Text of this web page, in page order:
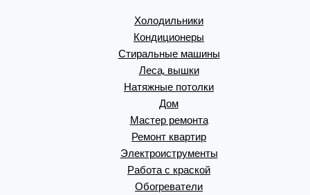
Холодильники
Кондиционеры
Стиральные машины
Леса, вышки
Натяжные потолки
Дом
Мастер ремонта
Ремонт квартир
Электроиструменты
Работа с краской
Обогреватели